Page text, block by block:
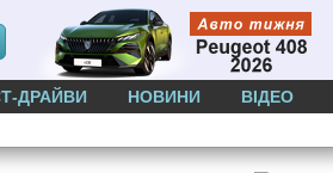
ДРАЙВИ НОВИНИ ВІДЕО